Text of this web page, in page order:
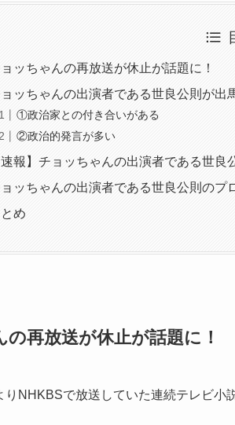
ッちゃんの再放送が休止が話題に！
ッちゃんの出演者である世良公則が出
①政治家との付き合いがある
②政治的発言が多い
速報】チョッちゃんの出演者である世良
ッちゃんの出演者である世良公則のプ
め
再放送が休止が話題に！
りNHKBSで放送していた連続テレビ小